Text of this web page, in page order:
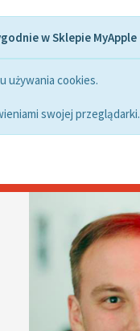
w Sklepie MyApple
używania cookies.
swojej przeglądarki.